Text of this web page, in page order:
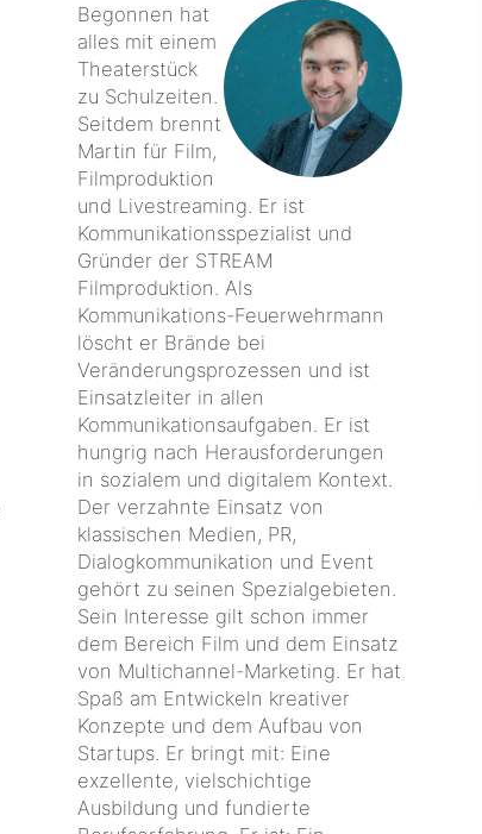
Begonnen hat
alles mit einem
Theaterstück
zu Schulzeiten.
Seitdem brennt
Martin für Film,
Filmproduktion
und Livestreaming. Er ist
Kommunikationsspezialist und
Gründer der STREAM
Filmproduktion. Als
Kommunikations-Feuerwehrmann
löscht er Brände bei
Veränderungsprozessen und ist
Einsatzleiter in allen
Kommunikationsaufgaben. Er ist
hungrig nach Herausforderungen
in sozialem und digitalem Kontext.
Der verzahnte Einsatz von
klassischen Medien, PR,
Dialogkommunikation und Event
gehört zu seinen Spezialgebieten.
Sein Interesse gilt schon immer
dem Bereich Film und dem Einsatz
von Multichannel-Marketing. Er hat
Spaß am Entwickeln kreativer
Konzepte und dem Aufbau von
Startups. Er bringt mit: Eine
exzellente, vielschichtige
Ausbildung und fundierte